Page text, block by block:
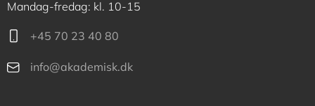
Mandag-fredag: kl. 10-15
+45 70 23 40 80
info@akademisk.dk